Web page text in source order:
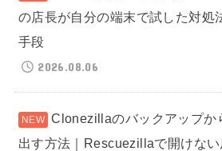
の店長が自分の端末で試した対処
手段
2026.08.06
Clonezillaのバックアップか
出す方法｜Rescuezillaで開けな